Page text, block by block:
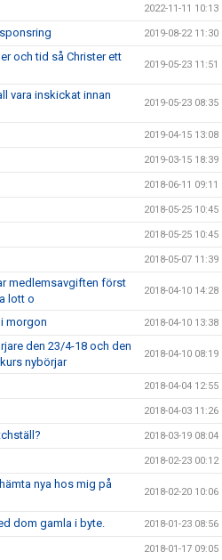
2022-11-11 10:13
2019-08-22 11:30
och tid så Christer ett
2019-05-23 11:51
vara inskickat innan
2019-05-23 08:35
2019-04-15 13:08
2019-03-15 18:39
2018-06-11 09:11
2018-05-25 10:45
2018-05-25 10:45
2018-05-07 11:39
medlemsavgiften först
lott o
2018-04-10 14:28
morgon 2018-04-10 13:38
den 23/4-18 och den
nybörjar
2018-04-10 08:19
2018-04-04 12:55
2018-04-03 11:26
2018-03-19 08:04
2018-02-23 00:12
nya hos mig på
2018-02-20 10:06
dom gamla i byte. 2018-01-23 08:56
2018-01-17 09:05